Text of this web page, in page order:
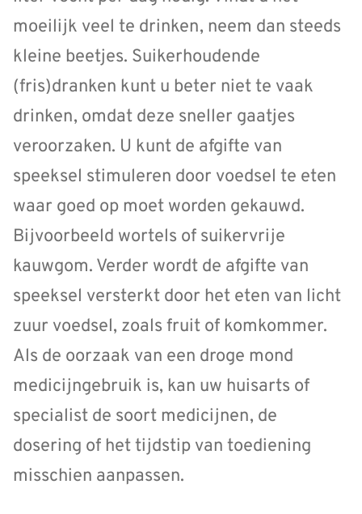
moeilijk veel te drinken, neem dan steeds
kleine beetjes. Suikerhoudende
(fris)dranken kunt u beter niet te vaak
drinken, omdat deze sneller gaatjes
veroorzaken. U kunt de afgifte van
speeksel stimuleren door voedsel te eten
waar goed op moet worden gekauwd.
Bijvoorbeeld wortels of suikervrije
kauwgom. Verder wordt de afgifte van
speeksel versterkt door het eten van licht
zuur voedsel, zoals fruit of komkommer.
Als de oorzaak van een droge mond
medicijngebruik is, kan uw huisarts of
specialist de soort medicijnen, de
dosering of het tijdstip van toediening
misschien aanpassen.